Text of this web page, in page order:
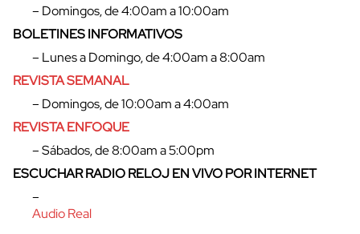
– Domingos, de 4:00am a 10:00am
BOLETINES INFORMATIVOS
– Lunes a Domingo, de 4:00am a 8:00am
REVISTA SEMANAL
– Domingos, de 10:00am a 4:00am
REVISTA ENFOQUE
– Sábados, de 8:00am a 5:00pm
ESCUCHAR RADIO RELOJ EN VIVO POR INTERNET
–
Audio Real